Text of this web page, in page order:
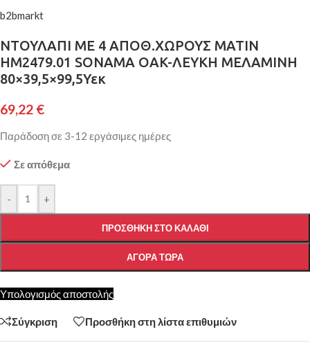
b2bmarkt
ΝΤΟΥΛΑΠΙ ΜΕ 4 ΑΠΟΘ.ΧΩΡΟΥΣ MATIN
HM2479.01 SONAMA OAK-ΛΕΥΚΗ ΜΕΛΑΜΙΝΗ
80×39,5×99,5Υεκ
69,22 €
Παράδοση σε 3-12 εργάσιμες ημέρες
Σε απόθεμα
- +
ΠΡΟΣΘΉΚΗ ΣΤΟ ΚΑΛΆΘΙ
ΑΓΟΡΆ ΤΏΡΑ
Υπολογισμός αποστολής
Σύγκριση Προσθήκη στη λίστα επιθυμιών